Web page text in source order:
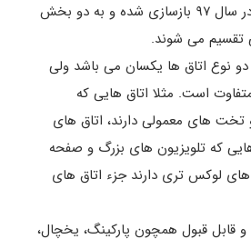
ساختمان جدا است که در سال ۹۷ بازسازی شده و به دو بخش
تقسیم می شوند.
نوع اتاق ها یکسان می باشد ولی
است. مثلا اتاق هایی که
تخت های معمولی دارند، اتاق های
که تلویزیون های بزرگ و صفحه
لوکس تری دارند جزء اتاق های
و قابل قبول همچون پارکینگ، یخچال،